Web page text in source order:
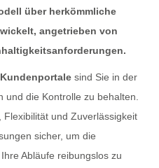
über herkömmliche
angetrieben von
sind Sie in der
und die Kontrolle zu behalten.
und Zuverlässigkeit
sicher, um die
Abläufe reibungslos zu